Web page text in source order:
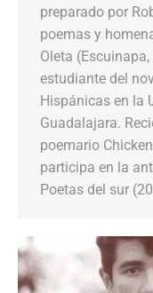
preparado por
poemas y
Oleta
estudiante del
Hispánicas en la
Guadalajara.
poemario
participa en la
Poetas del sur